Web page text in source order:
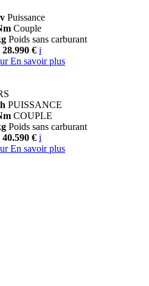
Puissance
Couple
Poids sans carburant
€ i
En savoir plus
PUISSANCE
COUPLE
Poids sans carburant
€ i
En savoir plus